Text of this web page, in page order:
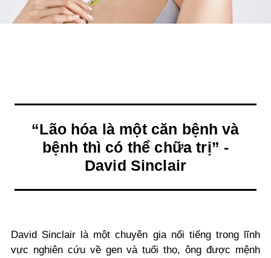
“Lão hóa là một căn bệnh và
bệnh thì có thể chữa trị” -
David Sinclair
David Sinclair là một chuyên gia nổi tiếng trong lĩnh
vực nghiên cứu về gen và tuổi thọ, ông được mệnh